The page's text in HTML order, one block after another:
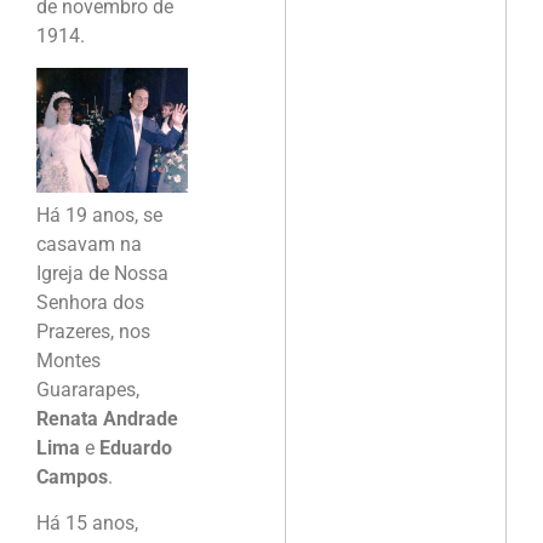
de novembro de
1914.
Há 19 anos, se
casavam na
Igreja de Nossa
Senhora dos
Prazeres, nos
Montes
Guararapes,
Renata Andrade
Lima e Eduardo
Campos.
Há 15 anos,